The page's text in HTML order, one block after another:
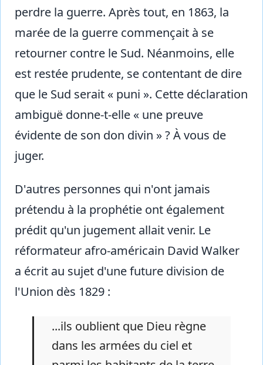
perdre la guerre. Après tout, en 1863, la
marée de la guerre commençait à se
retourner contre le Sud. Néanmoins, elle
est restée prudente, se contentant de dire
que le Sud serait « puni ». Cette déclaration
ambiguë donne-t-elle « une preuve
évidente de son don divin » ? À vous de
juger.
D'autres personnes qui n'ont jamais
prétendu à la prophétie ont également
prédit qu'un jugement allait venir. Le
réformateur afro-américain David Walker
a écrit au sujet d'une future division de
l'Union dès 1829 :
...ils oublient que Dieu règne
dans les armées du ciel et